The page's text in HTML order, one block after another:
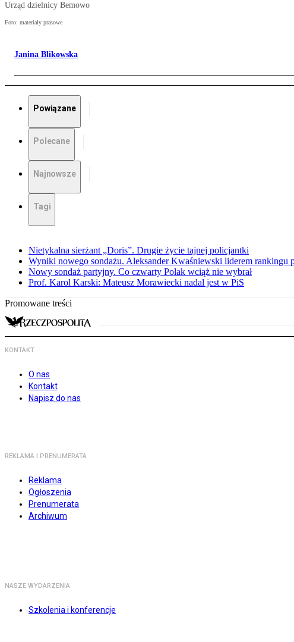
Urząd dzielnicy Bemowo
Foto: materiały prasowe
Janina Blikowska
Powiązane
Polecane
Najnowsze
Tagi
Nietykalna sierżant „Doris”. Drugie życie tajnej policjantki
Wyniki nowego sondażu. Aleksander Kwaśniewski liderem rankingu
Nowy sondaż partyjny. Co czwarty Polak wciąż nie wybrał
Prof. Karol Karski: Mateusz Morawiecki nadal jest w PiS
Promowane treści
KONTAKT
O nas
Kontakt
Napisz do nas
REKLAMA I PRENUMERATA
Reklama
Ogłoszenia
Prenumerata
Archiwum
NASZE WYDARZENIA
Szkolenia i konferencje